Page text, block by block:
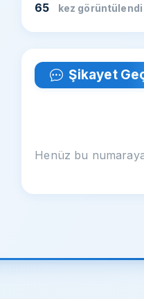
65
kez görüntülendi
Şikayet
Henüz bu